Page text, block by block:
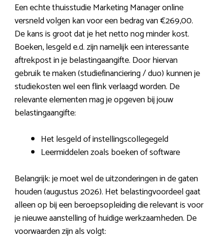
Een echte thuisstudie Marketing Manager online
versneld volgen kan voor een bedrag van €269,00.
De kans is groot dat je het netto nog minder kost.
Boeken, lesgeld e.d. zijn namelijk een interessante
aftrekpost in je belastingaangifte. Door hiervan
gebruik te maken (studiefinanciering / duo) kunnen je
studiekosten wel een flink verlaagd worden. De
relevante elementen mag je opgeven bij jouw
belastingaangifte:
Het lesgeld of instellingscollegegeld
Leermiddelen zoals boeken of software
Belangrijk: je moet wel de uitzonderingen in de gaten
houden (augustus 2026). Het belastingvoordeel gaat
alleen op bij een beroepsopleiding die relevant is voor
je nieuwe aanstelling of huidige werkzaamheden. De
voorwaarden zijn als volgt: